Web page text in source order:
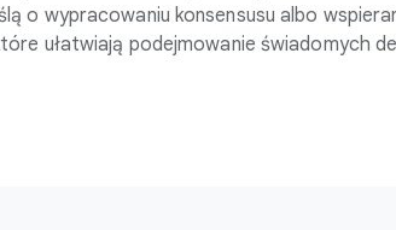
o wypracowaniu konsensusu albo
ułatwiają podejmowanie świadomych